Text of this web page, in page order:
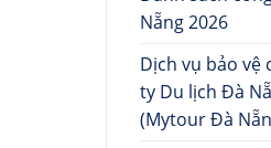
Nẵng 2026
Dịch vụ bảo vệ
ty Du lịch Đà
(Mytour Đà